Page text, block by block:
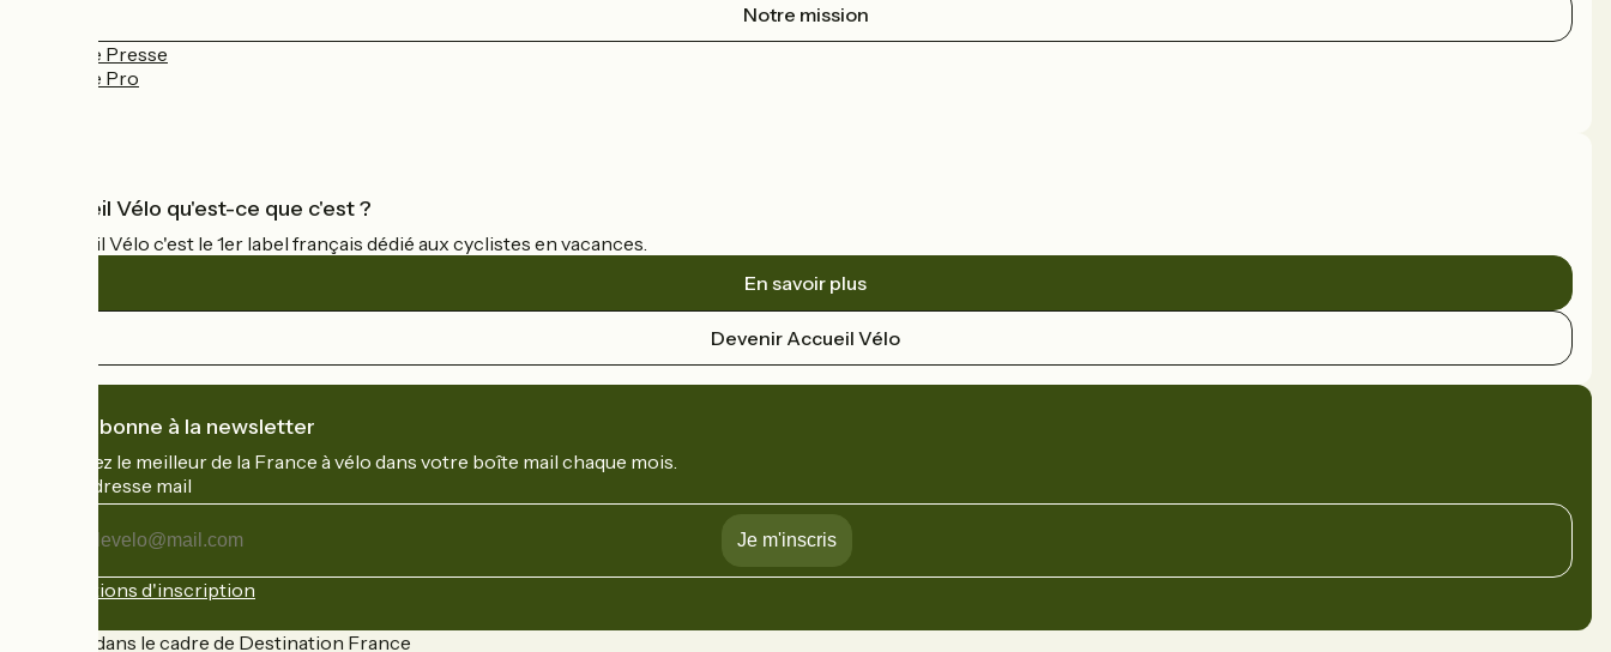
Notre mission
Espace Presse
Espace Pro
Accueil Vélo qu'est-ce que c'est ?
Accueil Vélo c'est le 1er label français dédié aux cyclistes en vacances.
En savoir plus
Devenir Accueil Vélo
Je m'abonne à la newsletter
Recevez le meilleur de la France à vélo dans votre boîte mail chaque mois.
Mon adresse mail
adresse
Conditions d'inscription
Financé dans le cadre de Destination France